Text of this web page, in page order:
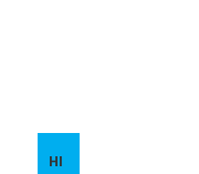
НІ